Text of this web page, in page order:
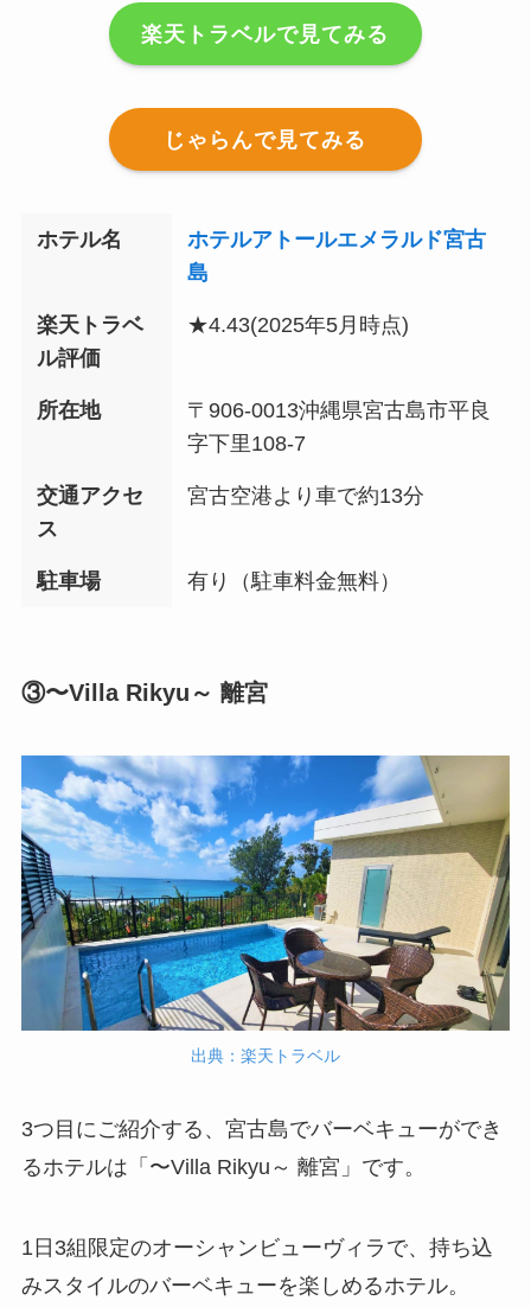
楽天トラベルで見てみる
じゃらんで見てみる
ホテル名
ホテルアトールエメラルド宮古
島
楽天トラベ
ル評価
★4.43(2025年5月時点)
所在地
〒906-0013沖縄県宮古島市平良
字下里108-7
交通アクセ
ス
宮古空港より車で約13分
駐車場 有り（駐車料金無料）
③〜Villa Rikyu～ 離宮
出典：楽天トラベル
3つ目にご紹介する、宮古島でバーベキューができ
るホテルは「〜Villa Rikyu～ 離宮」です。
1日3組限定のオーシャンビューヴィラで、持ち込
みスタイルのバーベキューを楽しめるホテル。